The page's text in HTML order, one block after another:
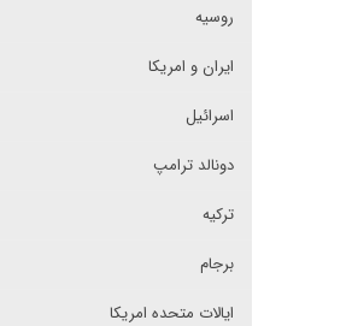
روسیه
ایران و امریکا
اسرائیل
دونالد ترامپ
ترکیه
برجام
ایالات متحده امریکا